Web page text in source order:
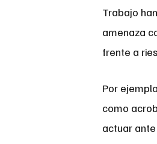
Trabajo
amenaza
frente a
Por
como
actuar